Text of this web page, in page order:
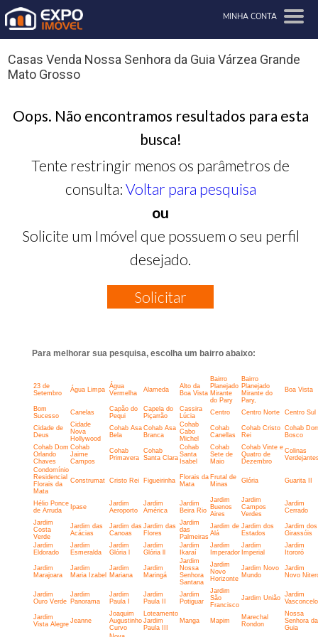
MINHA CONTA
Casas Venda Nossa Senhora da Guia Várzea Grande
Mato Grosso
Oops. Não encontramos resultados para esta
busca!
Tente restringir menos os parâmetros de
consulta: Voltar para pesquisa
ou
Solicite um Imóvel que possuem o seu perfil
desejado.
Solicitar
Para melhorar sua pesquisa, escolha um bairro abaixo:
23 de
Setembro
Água Limpa
Água
Vermelha
Alameda
Alto da
Boa Vista
Bairro
Planejado
Mirante
do Pary
Bairro
Planejado
Mirante do
Pary,
Boa Vista
Bom
Sucesso
Canelas
Capão do
Pequi
Capela do
Piçarrão
Cassira
Lúcia
Centro Centro Norte Centro Sul
Cidade de
Deus
Cidade
Nova
Hollywood
Cohab Asa
Bela
Cohab Asa
Branca
Cohab
Cabo
Michel
Cohab
Canellas
Cohab Cristo
Rei
Cohab
Bosco
Cohab Dom
Orlando
Chaves
Cohab
Jaime
Campos
Cohab
Primavera
Cohab
Santa Clara
Cohab
Santa
Isabel
Cohab
Sete de
Maio
Cohab Vinte e
Quatro de
Dezembro
Colinas
Condomínio
Residencial
Florais da
Mata
Construmat Cristo Rei Figueirinha
Florais da
Mata
Frutal de
Minas
Glória Guarita II
Hélio Ponce
de Arruda
Ipase
Jardim
Aeroporto
Jardim
América
Jardim
Beira Rio
Jardim
Buenos
Aires
Jardim
Campos
Verdes
Jardim
Cerrado
Jardim
Costa
Verde
Jardim das
Acácias
Jardim das
Canoas
Jardim das
Flores
Jardim
das
Palmeiras
Jardim de
Alá
Jardim dos
Estados
Jardim dos
Girassóis
Jardim
Eldorado
Jardim
Esmeralda
Jardim
Glória l
Jardim
Glória ll
Jardim
Ikaraí
Jardim
Imperador
Jardim
Imperial
Jardim
Itororó
Jardim
Marajoara
Jardim
Maria Izabel
Jardim
Mariana
Jardim
Maringá
Jardim
Nossa
Senhora
Santana
Jardim
Novo
Horizonte
Jardim Novo
Mundo
Jardim
Novo
Jardim
Ouro Verde
Jardim
Panorama
Jardim
Paula I
Jardim
Paula II
Jardim
Potiguar
Jardim
São
Francisco
Jardim União
Jardim
Jardim
Vista Alegre Jeanne
Joaquim
Augustinho
Curvo
Loteamento
Jardim
Paula III
Manga Mapim
Marechal
Rondon
Nossa
Senhora da
Guia